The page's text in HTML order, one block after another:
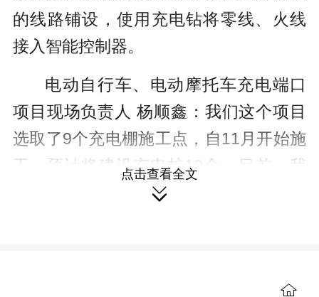
的线路铺设，使用充电钻将零线、火线
接入智能控制器。
电动自行车、电动摩托车充电端口
项目现场负责人 杨顺鑫：我们这个项目
选取了9个充电棚施工点，自11月开始施
工，预计将建设充电桩10个。目前，我
们已经完成了晃州（镇）、城管局等地
据了解，该项目预计建设9个充电
点击查看全文
